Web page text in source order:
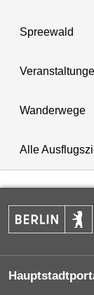
Spreewald
Wanderwege
Alle